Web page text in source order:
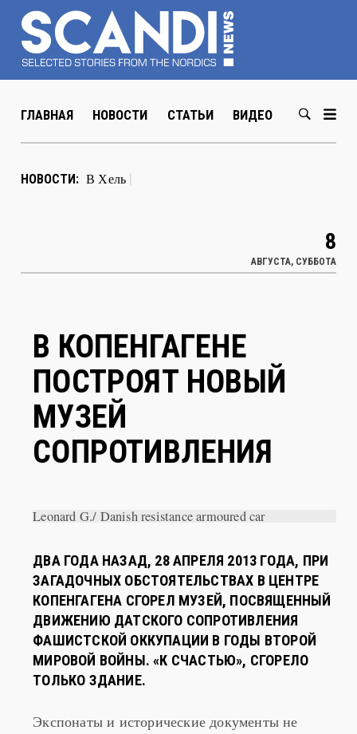
ГЛАВНАЯ НОВОСТИ СТАТЬИ ВИДЕО ABOUT US
НОВОСТИ: В Хельсинки открылась выставка
8
В КОПЕНГАГЕНЕ
ПОСТРОЯТ НОВЫЙ
МУЗЕЙ
СОПРОТИВЛЕНИЯ
ДВА ГОДА НАЗАД, 28 АПРЕЛЯ 2013 ГОДА, ПРИ
ЗАГАДОЧНЫХ ОБСТОЯТЕЛЬСТВАХ В ЦЕНТРЕ
КОПЕНГАГЕНА СГОРЕЛ МУЗЕЙ, ПОСВЯЩЕННЫЙ
ДВИЖЕНИЮ ДАТСКОГО СОПРОТИВЛЕНИЯ
ФАШИСТСКОЙ ОККУПАЦИИ В ГОДЫ ВТОРОЙ
МИРОВОЙ ВОЙНЫ. «К СЧАСТЬЮ», СГОРЕЛО